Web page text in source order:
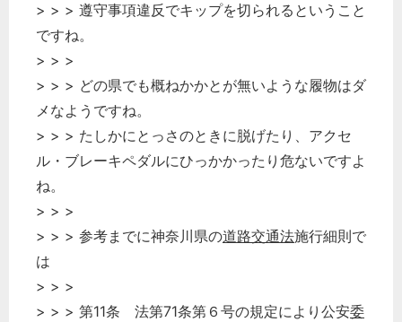
> > > 遵守事項違反でキップを切られるということ
ですね。
> > >
> > > どの県でも概ねかかとが無いような履物はダ
メなようですね。
> > > たしかにとっさのときに脱げたり、アクセ
ル・ブレーキペダルにひっかかったり危ないですよ
ね。
> > >
> > > 参考までに神奈川県の道路交通法施行細則で
は
> > >
> > > 第11条 法第71条第６号の規定により公安委